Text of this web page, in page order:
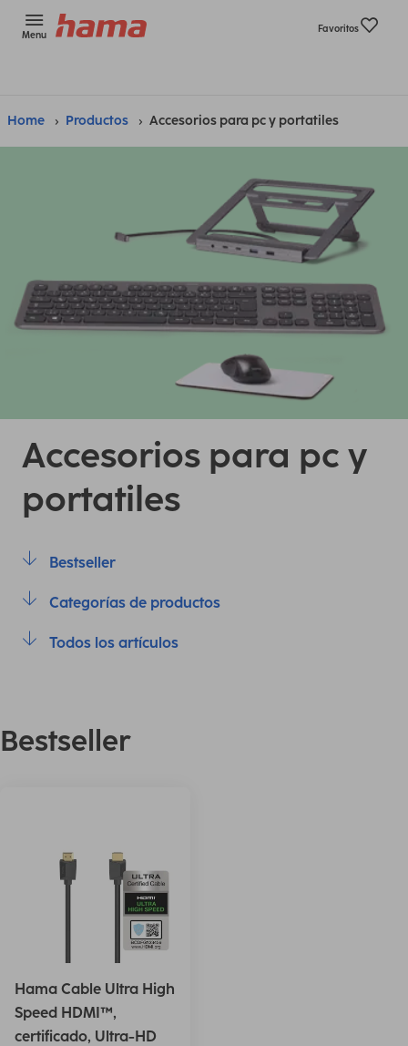
Menu
Favoritos
Home Productos Accesorios para pc y portatiles
Accesorios para pc y
portatiles
Bestseller
Categorías de productos
Todos los artículos
Bestseller
Hama Cable Ultra High
Speed HDMI™,
certificado, Ultra-HD